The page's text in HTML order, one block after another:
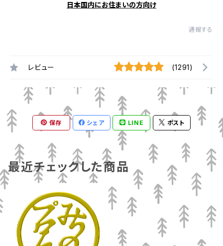
日本国内にお住まいの方向け
通報する
レビュー (1291)
保存 シェア LINE ポスト
最近チェックした商品